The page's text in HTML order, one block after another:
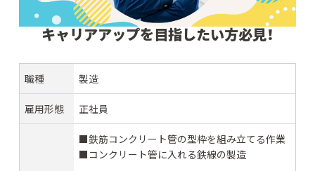
キャリアアップを目指したい方必見！
職種 製造
雇用形態 正社員
■鉄筋コンクリート管の型枠を組み立てる作業
■コンクリート管に入れる鉄線の製造